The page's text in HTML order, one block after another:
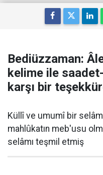
Bediüzzaman:
kelime ile
karşı bir
Küllî ve umumî bir
mahlûkatın meb'usu
selâmı teşmil etmiş